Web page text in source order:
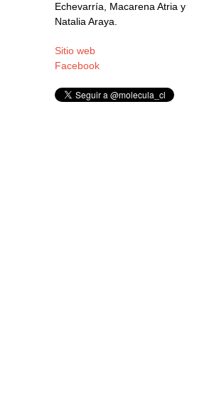
Echevarría, Macarena Atria y
Natalia Araya.
Sitio web
Facebook